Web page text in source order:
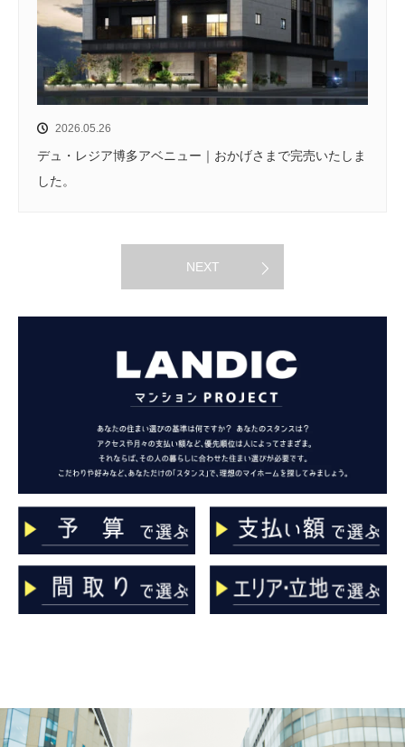
2026.05.26
デュ・レジア博多アベニュー｜おかげさまで完売いたしま
した。
NEXT